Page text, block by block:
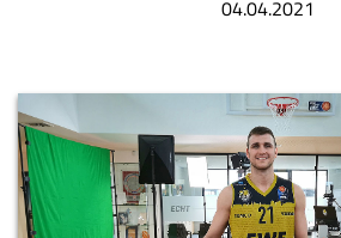
04.04.2021